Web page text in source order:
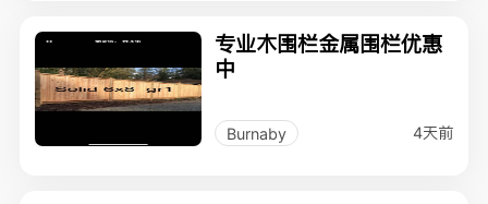
专业木围栏金属围栏优惠
中
Burnaby 4天前